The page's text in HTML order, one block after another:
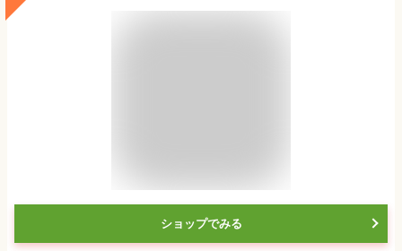
ショップでみる